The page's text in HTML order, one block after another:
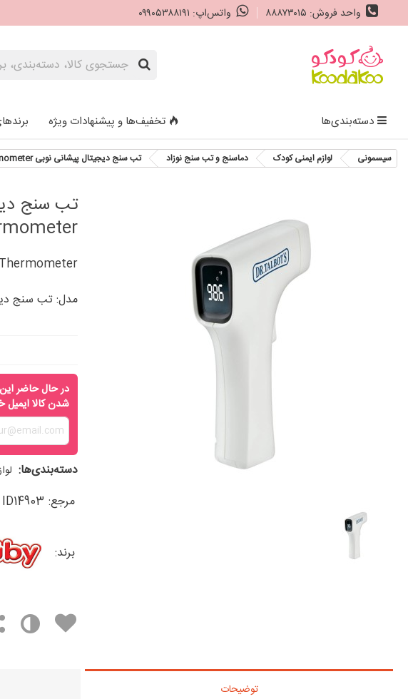
واحد فروش: ۸۸۸۷۳۰۱۵ واتس‌اپ: ۰۹۹۰۵۳۸۸۱۹۱
دسته‌بندی‌ها تخفیف‌ها و پیشنهادات ویژه
سیسمونی لوازم ایمنی کودک دماسنج و تب سنج نوزاد تب سنج دیجیتال پیشانی نوبی Nuby Infrared Thermometer
مدل: تب سنج
در حال حاضر
شدن کالا ایمیل
دسته‌بندی‌ها:
مرجع: ID14903
برند:
توضیحات